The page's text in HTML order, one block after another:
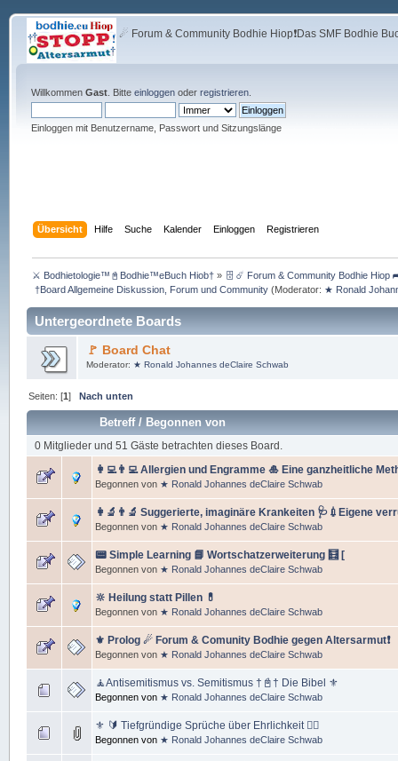
☄ Forum & Community Bodhie Hiop❗Das SMF Bodhie
Willkommen Gast. Bitte einloggenoder registrieren.
Einloggen mit Benutzername, Passwort und Sitzungslänge
Übersicht Hilfe Suche Kalender Einloggen Registrieren
⚔ Bodhietologie™📓Bodhie™eBuch Hiob† » 🗄 ☄ Forum & Community Bodhie Hiop
†Board Allgemeine Diskussion, Forum und Community (Moderator: ★ Ronald
Untergeordnete Boards
🚩 Board Chat
Moderator: ★ Ronald Johannes deClaire Schwab
Seiten: [1]Nach unten
Betreff/ Begonnen von
0 Mitglieder und 51 Gäste betrachten dieses Board.
👩‍💻👨‍💻 Allergien und Engramme 🎍 Eine ganzheitliche
Begonnen von ★ Ronald Johannes deClaire Schwab
👩‍🔬👨‍🔬 Suggerierte, imaginäre Krankeiten 🩺💉Eigene
Begonnen von ★ Ronald Johannes deClaire Schwab
📟 Simple Learning 📘 Wortschatzerweiterung 🧮 [
Begonnen von ★ Ronald Johannes deClaire Schwab
🔆 Heilung statt Pillen 💊
Begonnen von ★ Ronald Johannes deClaire Schwab
⚜ Prolog ☄ Forum & Comunity Bodhie gegen Altersarmut❗
Begonnen von ★ Ronald Johannes deClaire Schwab
🧘Antisemitismus vs. Semitismus †📓† Die Bibel ⚜
Begonnen von ★ Ronald Johannes deClaire Schwab
⚜️ 🔰 Tiefgründige Sprüche über Ehrlichkeit 🏳️‍🌈
Begonnen von ★ Ronald Johannes deClaire Schwab